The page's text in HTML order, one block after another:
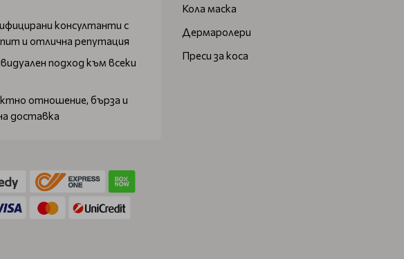
консултанти с
и отлична репутация
подход към всеки
отношение, бърза и
доставка
Кола маска
Дермаролери
Преси за коса